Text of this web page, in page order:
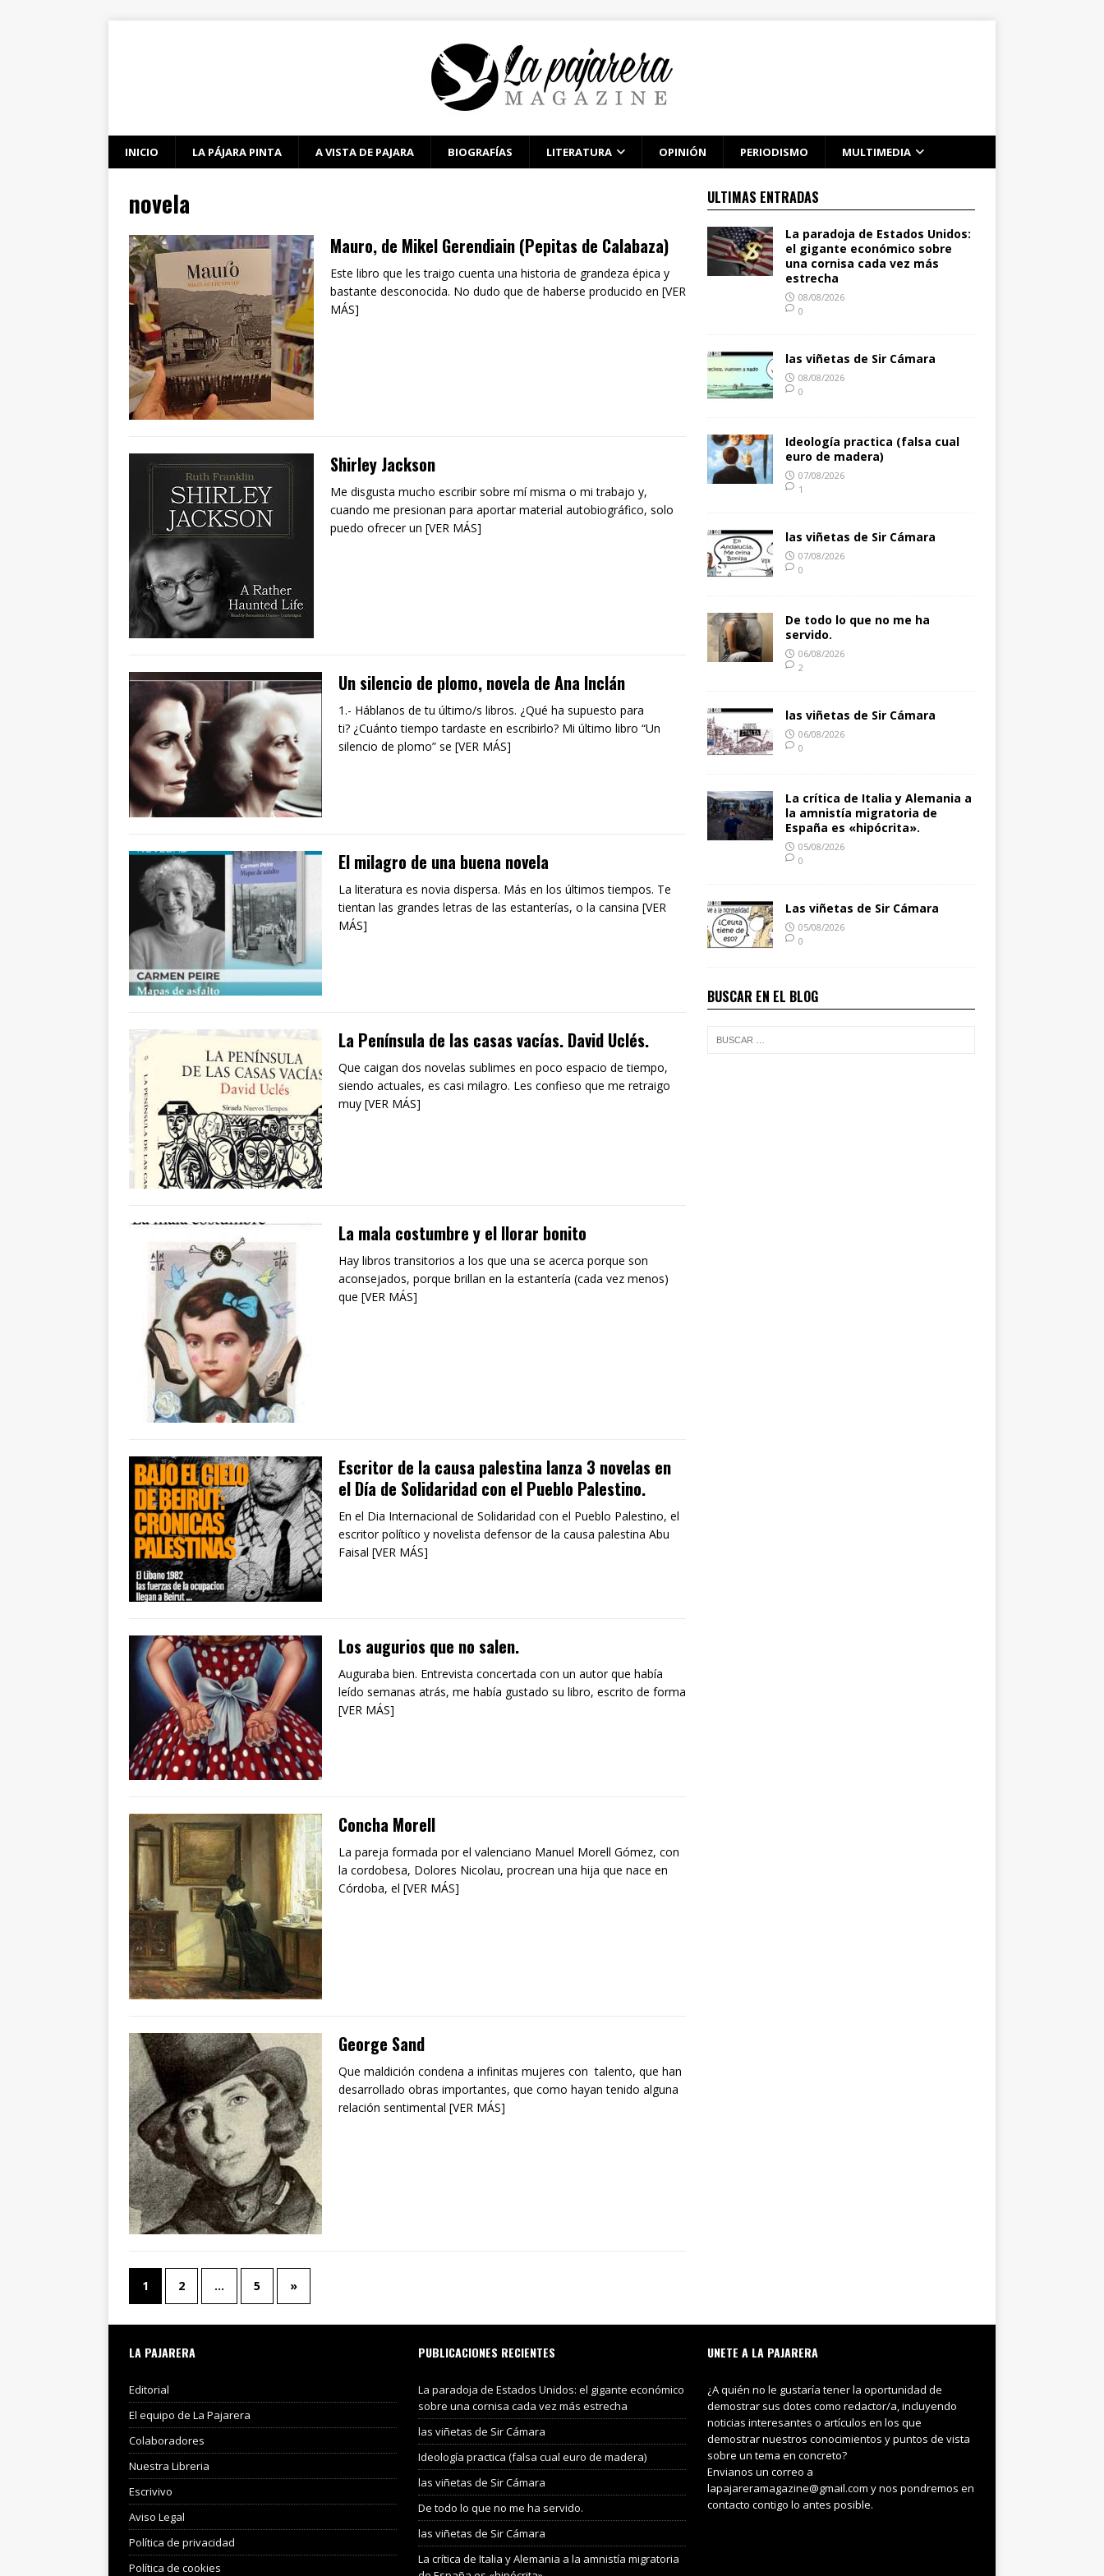
INICIO LA PÁJARA PINTA A VISTA DE PAJARA BIOGRAFÍAS LITERATURA OPINIÓN PERIODISMO MULTIMEDIA
novela
Mauro, de Mikel Gerendiain (Pepitas de Calabaza)
Este libro que les traigo cuenta una historia de grandeza épica y
bastante desconocida. No dudo que de haberse producido en [VER
MÁS]
Shirley Jackson
Me disgusta mucho escribir sobre mí misma o mi trabajo y,
cuando me presionan para aportar material autobiográfico, solo
puedo ofrecer un [VER MÁS]
Un silencio de plomo, novela de Ana Inclán
1.- Háblanos de tu último/s libros. ¿Qué ha supuesto para
ti? ¿Cuánto tiempo tardaste en escribirlo? Mi último libro “Un
silencio de plomo” se [VER MÁS]
El milagro de una buena novela
La literatura es novia dispersa. Más en los últimos tiempos. Te
tientan las grandes letras de las estanterías, o la cansina [VER
MÁS]
La Península de las casas vacías. David Uclés.
Que caigan dos novelas sublimes en poco espacio de tiempo,
siendo actuales, es casi milagro. Les confieso que me retraigo
muy [VER MÁS]
La mala costumbre y el llorar bonito
Hay libros transitorios a los que una se acerca porque son
aconsejados, porque brillan en la estantería (cada vez menos)
que [VER MÁS]
Escritor de la causa palestina lanza 3 novelas en
el Día de Solidaridad con el Pueblo Palestino.
En el Dia Internacional de Solidaridad con el Pueblo Palestino, el
escritor político y novelista defensor de la causa palestina Abu
Faisal [VER MÁS]
Los augurios que no salen.
Auguraba bien. Entrevista concertada con un autor que había
leído semanas atrás, me había gustado su libro, escrito de forma
[VER MÁS]
Concha Morell
La pareja formada por el valenciano Manuel Morell Gómez, con
la cordobesa, Dolores Nicolau, procrean una hija que nace en
Córdoba, el [VER MÁS]
George Sand
Que maldición condena a infinitas mujeres con talento, que han
desarrollado obras importantes, que como hayan tenido alguna
relación sentimental [VER MÁS]
1 2 … 5 »
ULTIMAS ENTRADAS
La paradoja de Estados Unidos:
el gigante económico sobre
una cornisa cada vez más
estrecha
08/08/2026
0
las viñetas de Sir Cámara
08/08/2026
0
Ideología practica (falsa cual
euro de madera)
07/08/2026
1
las viñetas de Sir Cámara
07/08/2026
0
De todo lo que no me ha
servido.
06/08/2026
2
las viñetas de Sir Cámara
06/08/2026
0
La crítica de Italia y Alemania a
la amnistía migratoria de
España es «hipócrita».
05/08/2026
0
Las viñetas de Sir Cámara
05/08/2026
0
BUSCAR EN EL BLOG
LA PAJARERA
Editorial
El equipo de La Pajarera
Colaboradores
Nuestra Libreria
Escrivivo
Aviso Legal
Política de privacidad
Política de cookies
PUBLICACIONES RECIENTES
La paradoja de Estados Unidos: el gigante económico
sobre una cornisa cada vez más estrecha
las viñetas de Sir Cámara
Ideología practica (falsa cual euro de madera)
las viñetas de Sir Cámara
De todo lo que no me ha servido.
las viñetas de Sir Cámara
La crítica de Italia y Alemania a la amnistía migratoria
UNETE A LA PAJARERA
¿A quién no le gustaría tener la oportunidad de
demostrar sus dotes como redactor/a, incluyendo
noticias interesantes o artículos en los que
demostrar nuestros conocimientos y puntos de vista
sobre un tema en concreto?
Envianos un correo a
lapajareramagazine@gmail.com y nos pondremos en
contacto contigo lo antes posible.